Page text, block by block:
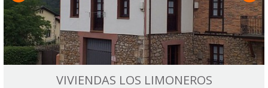
VIVIENDAS LOS LIMONEROS